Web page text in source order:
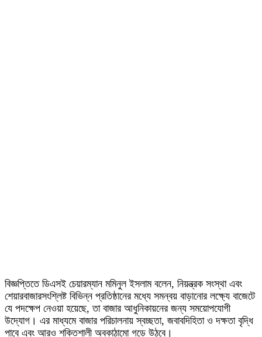
বিজ্ঞপ্তিতে ডিএসই চেয়ারম্যান মমিনুল ইসলাম বলেন, নিয়ন্ত্রক সংস্থা এবং
শেয়ারবাজারসংশ্লিষ্ট বিভিন্ন প্রতিষ্ঠানের মধ্যে সমন্বয় বাড়ানোর লক্ষ্যে বাজেটে
যে পদক্ষেপ নেওয়া হয়েছে, তা বাজার আধুনিকায়নের জন্য সময়োপযোগী
উদ্যোগ। এর মাধ্যমে বাজার পরিচালনায় স্বচ্ছতা, জবাবদিহিতা ও দক্ষতা বৃদ্ধি
পাবে এবং আরও শক্তিশালী অবকাঠামো গড়ে উঠবে।